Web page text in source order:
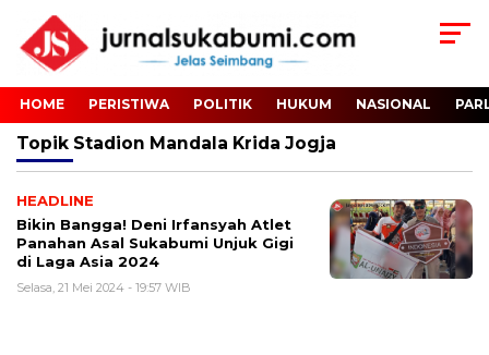
HOME PERISTIWA POLITIK HUKUM NASIONAL
Topik Stadion Mandala Krida Jogja
HEADLINE
Bikin Bangga! Deni Irfansyah Atlet
Panahan Asal Sukabumi Unjuk Gigi
di Laga Asia 2024
Selasa, 21 Mei 2024 - 19:57 WIB